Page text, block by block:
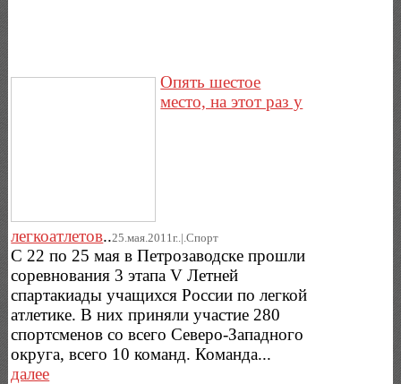
Опять шестое
место, на этот раз у
легкоатлетов..25.мая.2011г..|.Спорт
С 22 по 25 мая в Петрозаводске прошли
соревнования 3 этапа V Летней
спартакиады учащихся России по легкой
атлетике. В них приняли участие 280
спортсменов со всего Северо-Западного
округа, всего 10 команд. Команда...
далее